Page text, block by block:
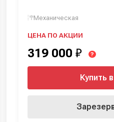
Механическая
ЦЕНА ПО АКЦИИ
319 000 ₽ ?
Купить